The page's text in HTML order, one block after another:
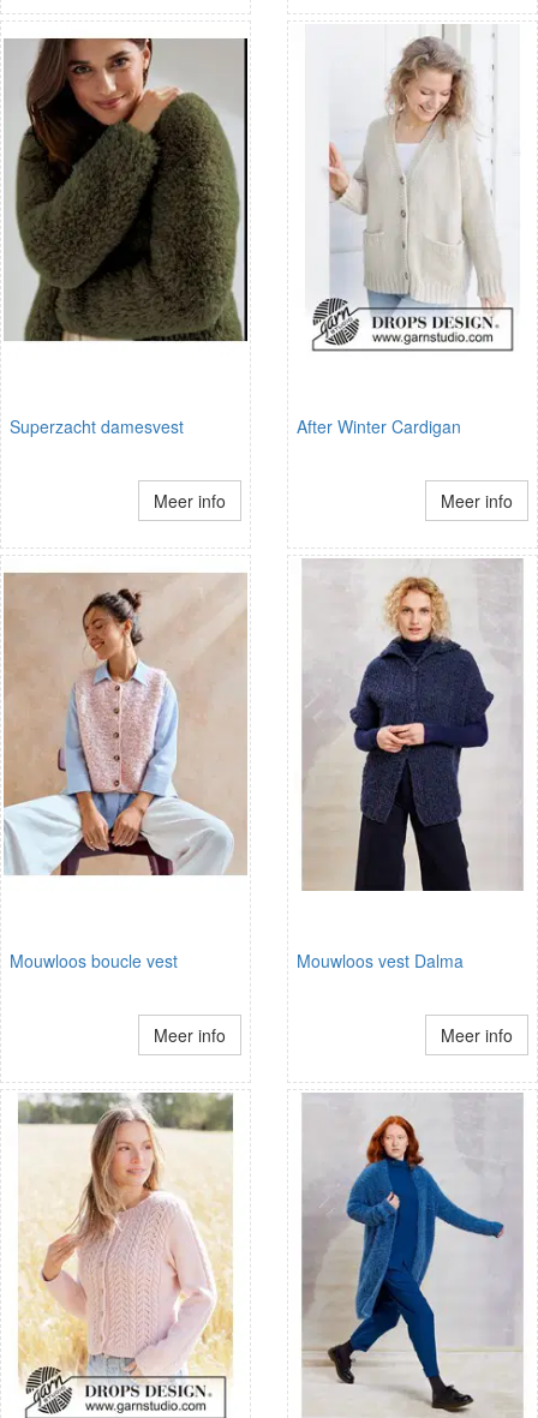
Superzacht damesvest
Meer info
After Winter Cardigan
Meer info
Mouwloos boucle vest
Meer info
Mouwloos vest Dalma
Meer info